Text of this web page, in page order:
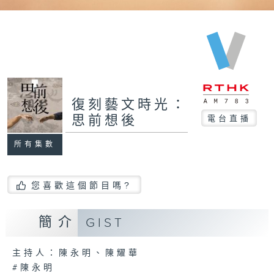
所有集數
復刻藝文時光：
思前想後
電台直播
您喜歡這個節目嗎?
簡介 GIST
主持人：陳永明、陳耀華
#陳永明